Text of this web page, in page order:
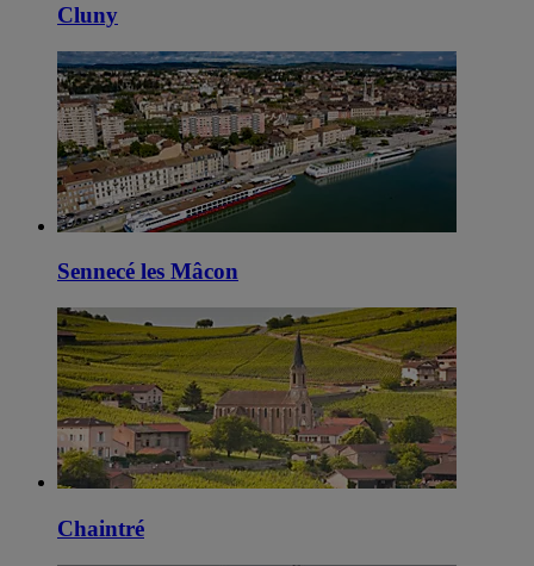
Cluny
Sennecé les Mâcon
Chaintré